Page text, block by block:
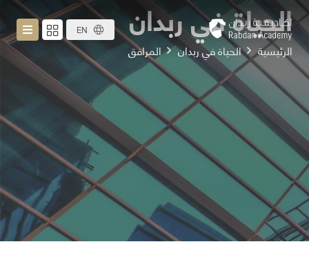
EN الحياة في ربدان
الرئيسية الحياة في ربدان المرافق